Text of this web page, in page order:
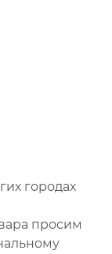
городах
просим